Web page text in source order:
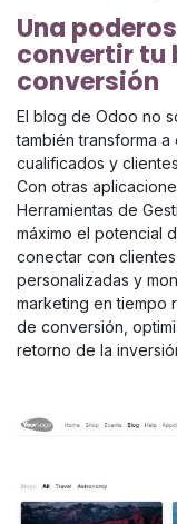
Una
convertir tu
conversión
El blog de Odoo no
también transforma
cualificados y
Con otras
Herramientas de
máximo el potencial
conectar con
personalizadas y
marketing en tiempo
de conversión,
retorno de la